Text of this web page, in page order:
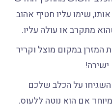
שימו עליו חטיף אהוב
מתקרב או עולה עליו.
המזרן במקום מוצל וקריר
על הכלב שלכם
אם הוא נוטה ללעוס.